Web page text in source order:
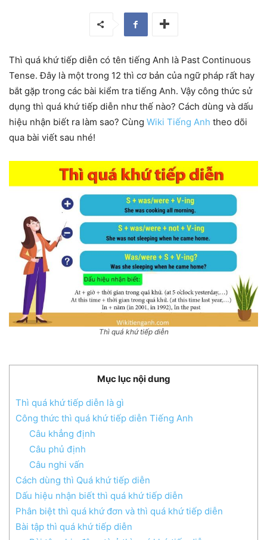
Thì quá khứ tiếp diễn có tên tiếng Anh là Past Continuous
Tense. Đây là một trong 12 thì cơ bản của ngữ pháp rất hay
bắt gặp trong các bài kiểm tra tiếng Anh. Vậy công thức sử
dụng thì quá khứ tiếp diễn như thế nào? Cách dùng và dấu
hiệu nhận biết ra làm sao? Cùng Wiki Tiếng Anh theo dõi
qua bài viết sau nhé!
Thì quá khứ tiếp diễn
Mục lục nội dung
Thì quá khứ tiếp diễn là gì
Công thức thì quá khứ tiếp diễn Tiếng Anh
Câu khẳng định
Câu phủ định
Câu nghi vấn
Cách dùng thì Quá khứ tiếp diễn
Dấu hiệu nhận biết thì quá khứ tiếp diễn
Phân biệt thì quá khứ đơn và thì quá khứ tiếp diễn
Bài tập thì quá khứ tiếp diễn